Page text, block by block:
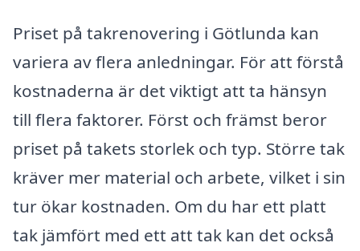
Priset på takrenovering i Götlunda kan
variera av flera anledningar. För att förstå
kostnaderna är det viktigt att ta hänsyn
till flera faktorer. Först och främst beror
priset på takets storlek och typ. Större tak
kräver mer material och arbete, vilket i sin
tur ökar kostnaden. Om du har ett platt
tak jämfört med ett att tak kan det också